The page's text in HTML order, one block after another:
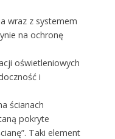
wraz z systemem
na ochronę
oświetleniowych
i
ścianach
pokryte
Taki element